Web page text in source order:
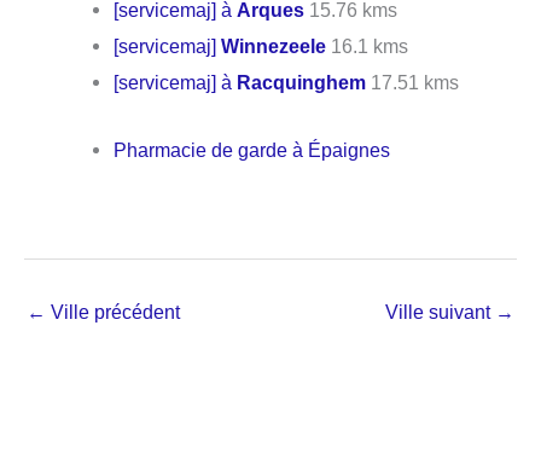
[servicemaj] àArques 15.76 kms
[servicemaj]Winnezeele 16.1 kms
[servicemaj] à Racquinghem 17.51 kms
Pharmacie de garde à Épaignes
← Ville précédent Ville suivant →